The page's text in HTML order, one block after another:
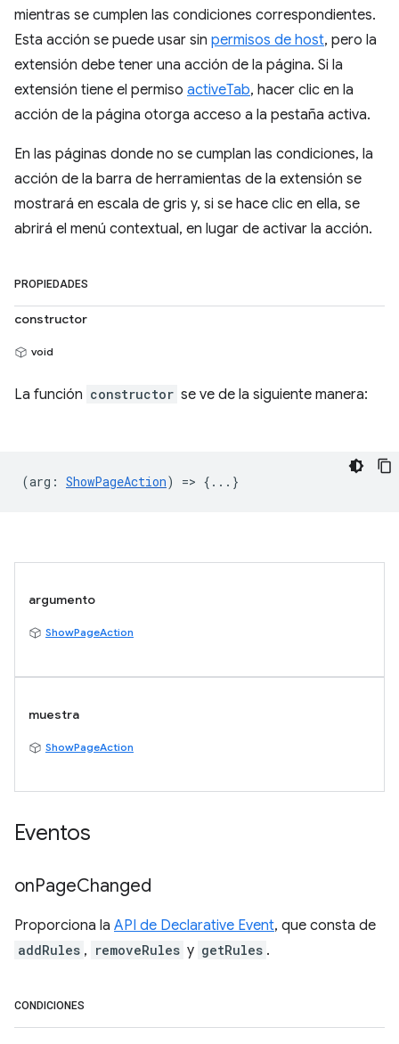
mientras se cumplen las condiciones correspondientes.
Esta acción se puede usar sin permisos de host, pero la
extensión debe tener una acción de la página. Si la
extensión tiene el permiso activeTab, hacer clic en la
acción de la página otorga acceso a la pestaña activa.
En las páginas donde no se cumplan las condiciones, la
acción de la barra de herramientas de la extensión se
mostrará en escala de gris y, si se hace clic en ella, se
abrirá el menú contextual, en lugar de activar la acción.
PROPIEDADES
constructor
void
La función constructor se ve de la siguiente manera:
(arg : ShowPageAction) => {...}
argumento
ShowPageAction
muestra
ShowPageAction
Eventos
onPageChanged
Proporciona la API de Declarative Event, que consta de
addRules , removeRules y getRules .
CONDICIONES